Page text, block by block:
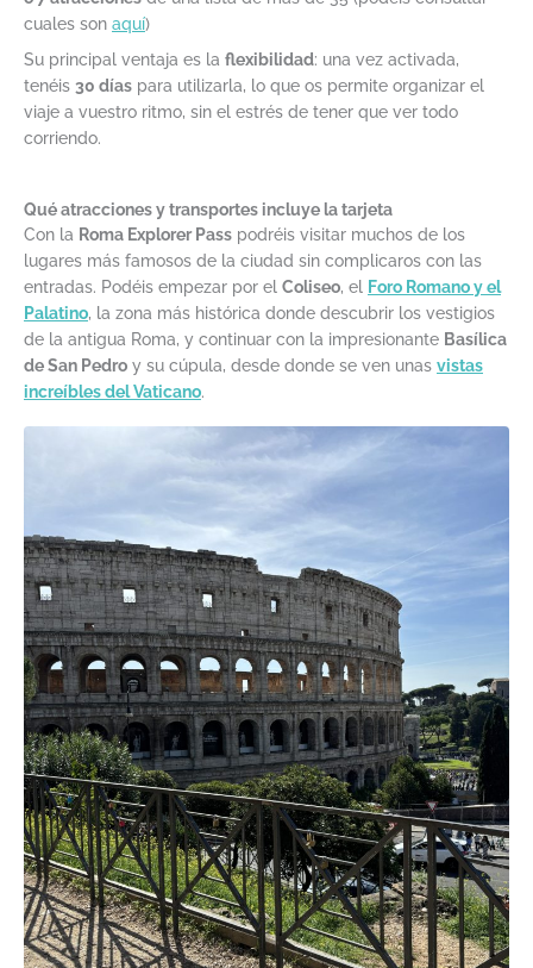
cuales son aquí)
Su principal ventaja es la flexibilidad: una vez activada,
tenéis 30 días para utilizarla, lo que os permite organizar el
viaje a vuestro ritmo, sin el estrés de tener que ver todo
corriendo.
Qué atracciones y transportes incluye la tarjeta
Con la Roma Explorer Pass podréis visitar muchos de los
lugares más famosos de la ciudad sin complicaros con las
entradas. Podéis empezar por el Coliseo, el
Foro Romano y el
Palatino, la zona más histórica donde descubrir los vestigios
de la antigua Roma, y continuar con la impresionante Basílica
de San Pedro y su cúpula, desde donde se ven unas vistas
increíbles del Vaticano.